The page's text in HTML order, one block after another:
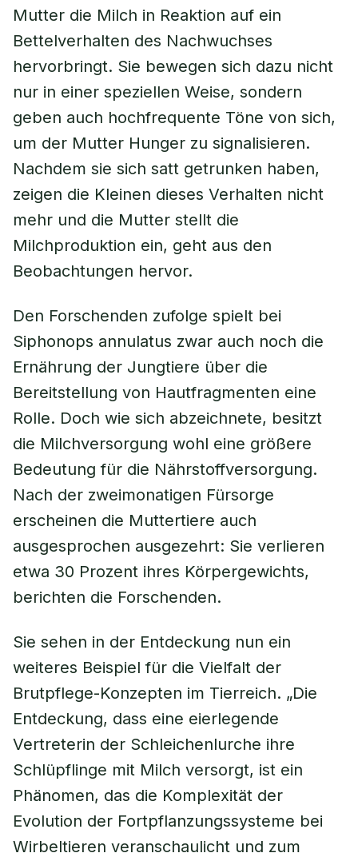
Mutter die Milch in Reaktion auf ein
Bettelverhalten des Nachwuchses
hervorbringt. Sie bewegen sich dazu nicht
nur in einer speziellen Weise, sondern
geben auch hochfrequente Töne von sich,
um der Mutter Hunger zu signalisieren.
Nachdem sie sich satt getrunken haben,
zeigen die Kleinen dieses Verhalten nicht
mehr und die Mutter stellt die
Milchproduktion ein, geht aus den
Beobachtungen hervor.
Den Forschenden zufolge spielt bei
Siphonops annulatus zwar auch noch die
Ernährung der Jungtiere über die
Bereitstellung von Hautfragmenten eine
Rolle. Doch wie sich abzeichnete, besitzt
die Milchversorgung wohl eine größere
Bedeutung für die Nährstoffversorgung.
Nach der zweimonatigen Fürsorge
erscheinen die Muttertiere auch
ausgesprochen ausgezehrt: Sie verlieren
etwa 30 Prozent ihres Körpergewichts,
berichten die Forschenden.
Sie sehen in der Entdeckung nun ein
weiteres Beispiel für die Vielfalt der
Brutpflege-Konzepten im Tierreich. „Die
Entdeckung, dass eine eierlegende
Vertreterin der Schleichenlurche ihre
Schlüpflinge mit Milch versorgt, ist ein
Phänomen, das die Komplexität der
Evolution der Fortpflanzungssysteme bei
Wirbeltieren veranschaulicht und zum